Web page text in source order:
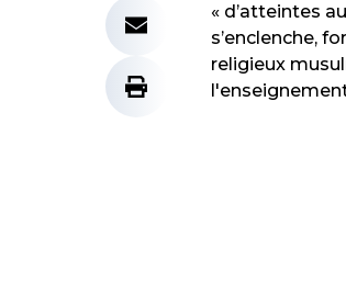
« d’atteintes
s’enclenche,
religieux